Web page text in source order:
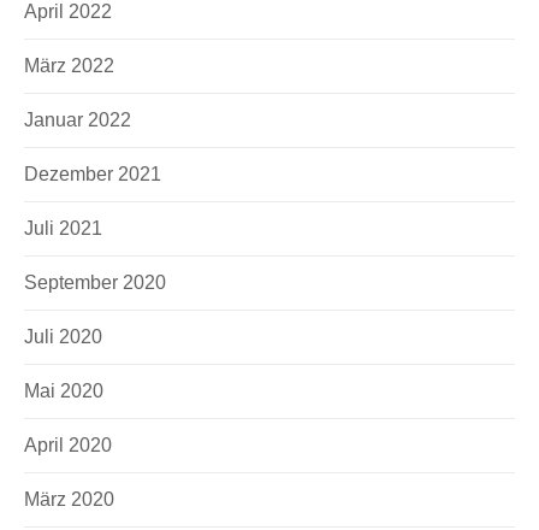
April 2022
März 2022
Januar 2022
Dezember 2021
Juli 2021
September 2020
Juli 2020
Mai 2020
April 2020
März 2020